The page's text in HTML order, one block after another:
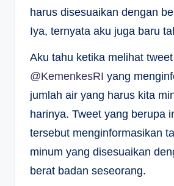
harus disesuaikan dengan
Iya, ternyata aku juga baru
Aku tahu ketika melihat
@KemenkesRI yang
jumlah air yang harus kita
harinya. Tweet yang berupa
tersebut menginformasikan
minum yang disesuaikan
berat badan seseorang.